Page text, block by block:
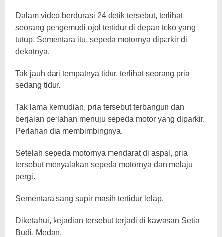
Dalam video berdurasi 24 detik tersebut, terlihat
seorang pengemudi ojol tertidur di depan toko yang
tutup. Sementara itu, sepeda motornya diparkir di
dekatnya.
Tak jauh dari tempatnya tidur, terlihat seorang pria
sedang tidur.
Tak lama kemudian, pria tersebut terbangun dan
berjalan perlahan menuju sepeda motor yang diparkir.
Perlahan dia membimbingnya.
Setelah sepeda motornya mendarat di aspal, pria
tersebut menyalakan sepeda motornya dan melaju
pergi.
Sementara sang supir masih tertidur lelap.
Diketahui, kejadian tersebut terjadi di kawasan Setia
Budi, Medan.